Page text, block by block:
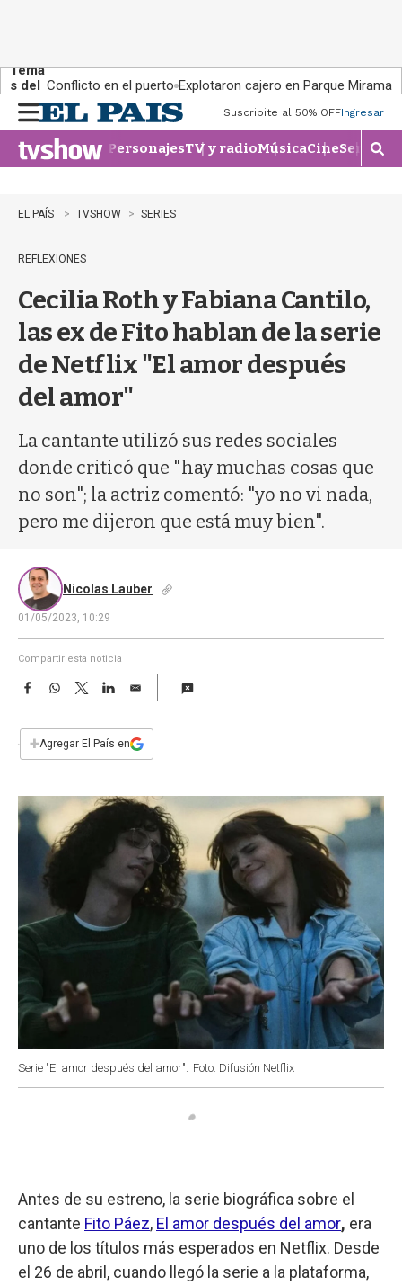
Tema
s del
día:
Conflicto en el puerto Explotaron cajero en Parque Miramar
n
u
Suscribite al 50% OFFIngresar
PersonajesTV y radioMúsicaCineSeries
M
o
q
EL PAÍS TVSHOW SERIES
REFLEXIONES
Cecilia Roth y Fabiana Cantilo,
las ex de Fito hablan de la serie
de Netflix "El amor después
del amor"
La cantante utilizó sus redes sociales
donde criticó que "hay muchas cosas que
no son"; la actriz comentó: "yo no vi nada,
pero me dijeron que está muy bien".
Nicolas Lauber
01/05/2023, 10:29
Compartir esta noticia
F
e
b
k
W
s
p
T
w
t
L
n
E
i
l
+Agregar El País en
Serie "El amor después del amor". Foto: Difusión Netflix
Antes de su estreno, la serie biográfica sobre el
cantante Fito Páez, El amor después del amor, era
uno de los títulos más esperados en Netflix. Desde
el 26 de abril, cuando llegó la serie a la plataforma,